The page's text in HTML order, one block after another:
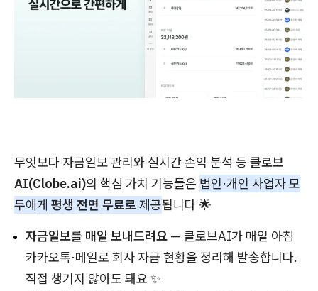
무엇보다 자금일보 관리와 실시간 손익 분석 등 클로브
AI(Clobe.ai)의 핵심 가치 기능들은 법인·개인 사업자 모
두에게 평생 전면 무료로제공됩니다 🌟
자금일보를 매일 보내드려요 — 클로브AI가 매일 아침
카카오톡·메일로 회사 자금 현황을 정리해 발송합니다.
직접 챙기지 않아도 돼요 ✨